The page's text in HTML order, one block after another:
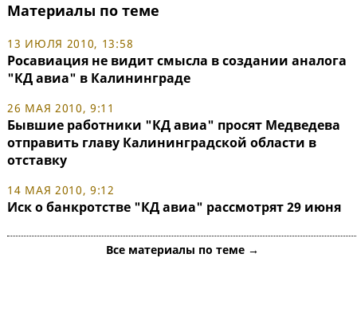
Материалы по теме
13 ИЮЛЯ 2010, 13:58
Росавиация не видит смысла в создании аналога
"КД авиа" в Калининграде
26 МАЯ 2010, 9:11
Бывшие работники "КД авиа" просят Медведева
отправить главу Калининградской области в
отставку
14 МАЯ 2010, 9:12
Иск о банкротстве "КД авиа" рассмотрят 29 июня
Все материалы по теме →